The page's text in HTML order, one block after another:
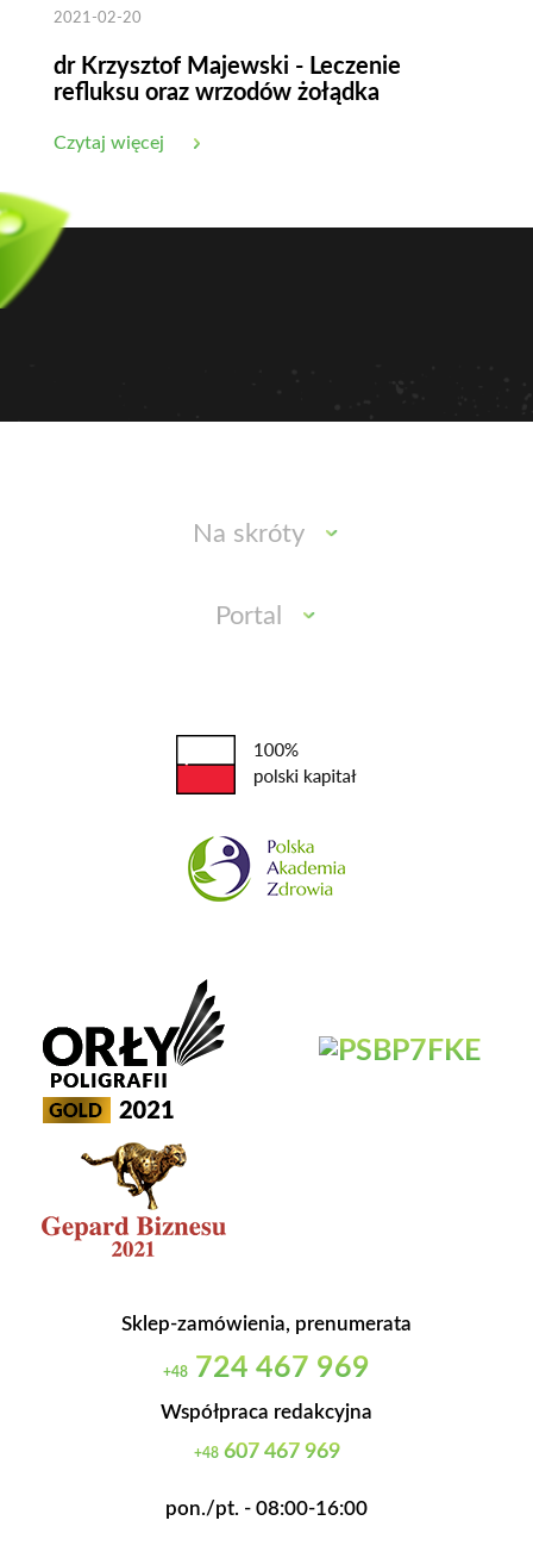
2021-02-20
dr Krzysztof Majewski - Leczenie
refluksu oraz wrzodów żołądka
Czytaj więcej
Na skróty
Portal
Sklep-zamówienia, prenumerata
+48 724 467 969
Współpraca redakcyjna
+48607 467 969
pon./pt. - 08:00-16:00